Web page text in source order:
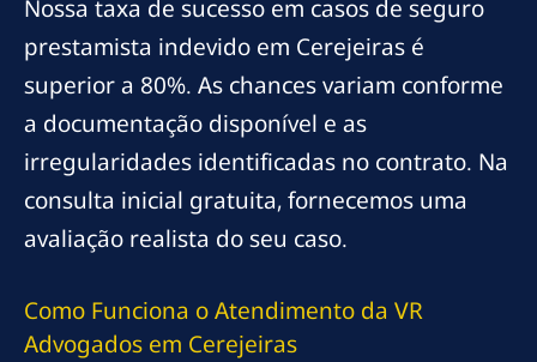
Nossa taxa de sucesso em casos de seguro
prestamista indevido em Cerejeiras é
superior a 80%. As chances variam conforme
a documentação disponível e as
irregularidades identificadas no contrato. Na
consulta inicial gratuita, fornecemos uma
avaliação realista do seu caso.
Como Funciona o Atendimento da VR
Advogados em Cerejeiras